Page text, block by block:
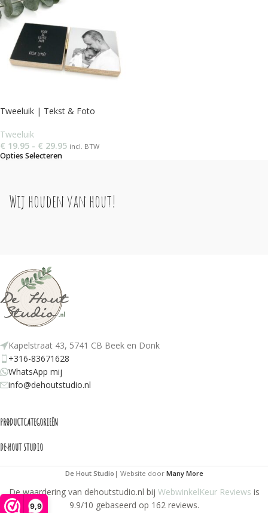
9,9
Tweeluik | Tekst & Foto
Tweeluik
€ 19.95 - € 29.95 incl. BTW
Opties Selecteren
Wij houden van hout!
Kapelstraat 43, 5741 CB Beek en Donk
+316-83671628
WhatsApp mij
info@dehoutstudio.nl
PRODUCTCATEGORIEËN
DE HOUT STUDIO
De Hout Studio | Website door Many More
De waardering van dehoutstudio.nl bij WebwinkelKeur Reviews is
9.9/10 gebaseerd op 162 reviews.